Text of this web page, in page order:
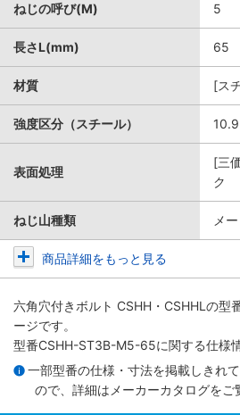
ねじの呼び(M) 5
長さL(mm) 65
材質 [ス
強度区分（スチール） 10.9
表面処理
[三
ク
ねじ山種類 メ
商品詳細をもっと見る
六角穴付きボルト CSHH・CSHHL の型
ージです。
型番CSHH-ST3B-M5-65に関する仕様
一部型番の仕様・寸法を掲載しきれ
ので、詳細は メーカーカタログをご